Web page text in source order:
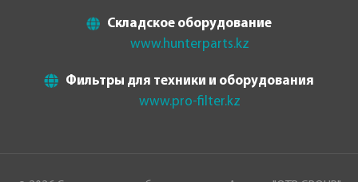
Складское оборудование
www.hunterparts.kz
Фильтры для техники и оборудования
www.pro-filter.kz